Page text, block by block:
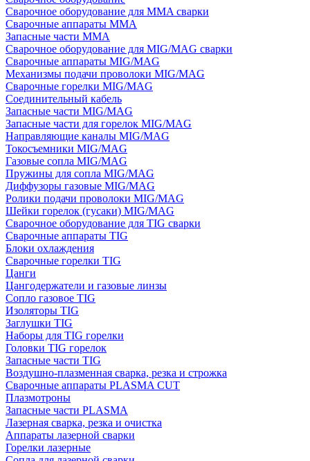
Сварочное оборудование для MMA сварки
Сварочные аппараты MMA
Запасные части MMA
Сварочное оборудование для MIG/MAG сварки
Сварочные аппараты MIG/MAG
Механизмы подачи проволоки MIG/MAG
Сварочные горелки MIG/MAG
Соединительный кабель
Запасные части MIG/MAG
Запасные части для горелок MIG/MAG
Направляющие каналы MIG/MAG
Токосъемники MIG/MAG
Газовые сопла MIG/MAG
Пружины для сопла MIG/MAG
Диффузоры газовые MIG/MAG
Ролики подачи проволоки MIG/MAG
Шейки горелок (гусаки) MIG/MAG
Сварочное оборудование для TIG сварки
Сварочные аппараты TIG
Блоки охлаждения
Сварочные горелки TIG
Цанги
Цангодержатели и газовые линзы
Сопло газовое TIG
Изоляторы TIG
Заглушки TIG
Наборы для TIG горелки
Головки TIG горелок
Запасные части TIG
Воздушно-плазменная сварка, резка и строжка
Сварочные аппараты PLASMA CUT
Плазмотроны
Запасные части PLASMA
Лазерная сварка, резка и очистка
Аппараты лазерной сварки
Горелки лазерные